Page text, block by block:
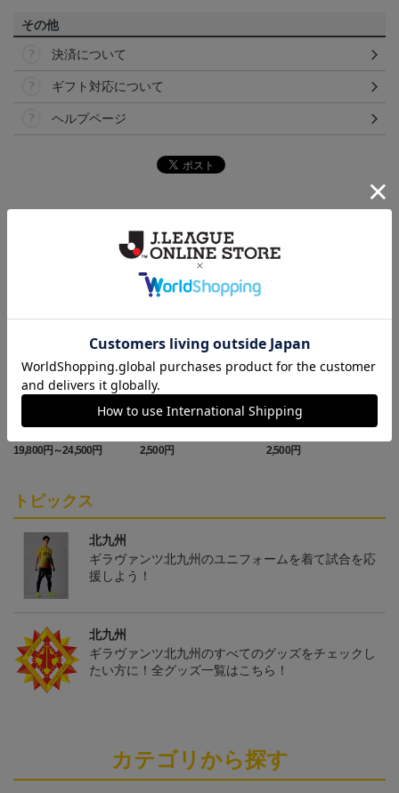
その他
決済について
ギフト対応について
ヘルプページ
安田J3リーグ」オーセン
ティックユニフォームFP
19,800円～24,500円
NEW
マワリ タオルマフラー
2,500円
カチュウ タオルマフラー
2,500円
トピックス
北九州
ギラヴァンツ北九州のユニフォームを着て試合を応
援しよう！
北九州
ギラヴァンツ北九州のすべてのグッズをチェックし
たい方に！全グッズ一覧はこちら！
カテゴリから探す